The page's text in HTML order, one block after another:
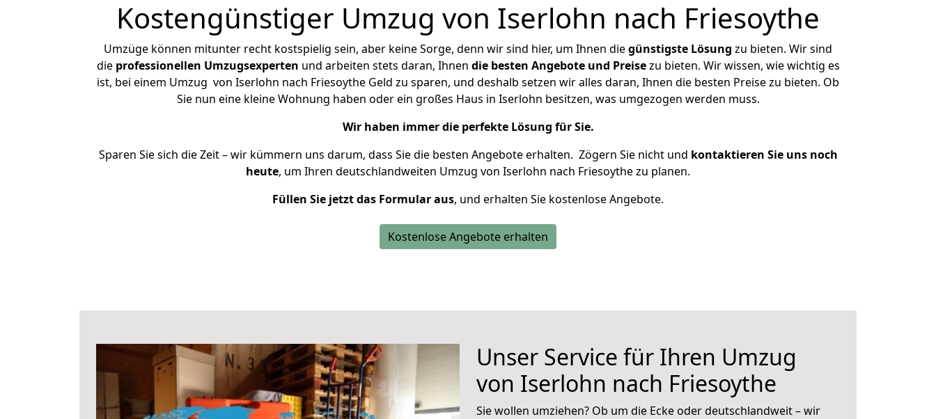
Kostengünstiger Umzug von Iserlohn nach Friesoythe
Umzüge können mitunter recht kostspielig sein, aber keine Sorge, denn wir sind hier, um Ihnen diegünstigste Lösung zu bieten. Wir sind
die professionellen Umzugsexperten und arbeiten stets daran, Ihnen die besten Angebote und Preisezu bieten. Wir wissen, wie wichtig es
ist, bei einem Umzug von Iserlohn nach Friesoythe Geld zu sparen, und deshalb setzen wir alles daran, Ihnen die besten Preise zu bieten. Ob
Sie nun eine kleine Wohnung haben oder ein großes Haus in Iserlohn besitzen, was umgezogen werden muss.
Wir haben immer die perfekte Lösung für Sie.
Sparen Sie sich die Zeit – wir kümmern uns darum, dass Sie die besten Angebote erhalten. Zögern Sie nicht und kontaktieren Sie uns noch
heute, um Ihren deutschlandweiten Umzug von Iserlohn nach Friesoythe zu planen.
Füllen Sie jetzt das Formular aus, und erhalten Sie kostenlose Angebote.
Kostenlose Angebote erhalten
Unser Service für Ihren Umzug
von Iserlohn nach Friesoythe
Sie wollen umziehen? Ob um die Ecke oder deutschlandweit – wir